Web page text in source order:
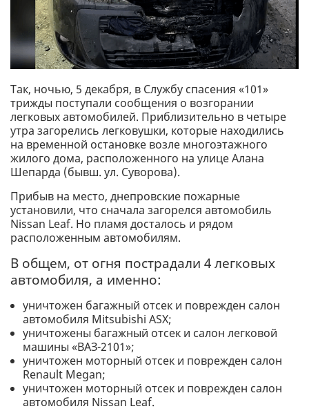
Так, ночью, 5 декабря, в Службу спасения «101»
трижды поступали сообщения о возгорании
легковых автомобилей. Приблизительно в четыре
утра загорелись легковушки, которые находились
на временной остановке возле многоэтажного
жилого дома, расположенного на улице Алана
Шепарда (бывш. ул. Суворова).
Прибыв на место, днепровские пожарные
установили, что сначала загорелся автомобиль
Nissan Leaf. Но пламя досталось и рядом
расположенным автомобилям.
В общем, от огня пострадали 4 легковых
автомобиля, а именно:
уничтожен багажный отсек и поврежден салон
автомобиля Mitsubishi ASX;
уничтожены багажный отсек и салон легковой
машины «ВАЗ-2101»;
уничтожен моторный отсек и поврежден салон
Renault Megan;
уничтожен моторный отсек и поврежден салон
автомобиля Nissan Leaf.